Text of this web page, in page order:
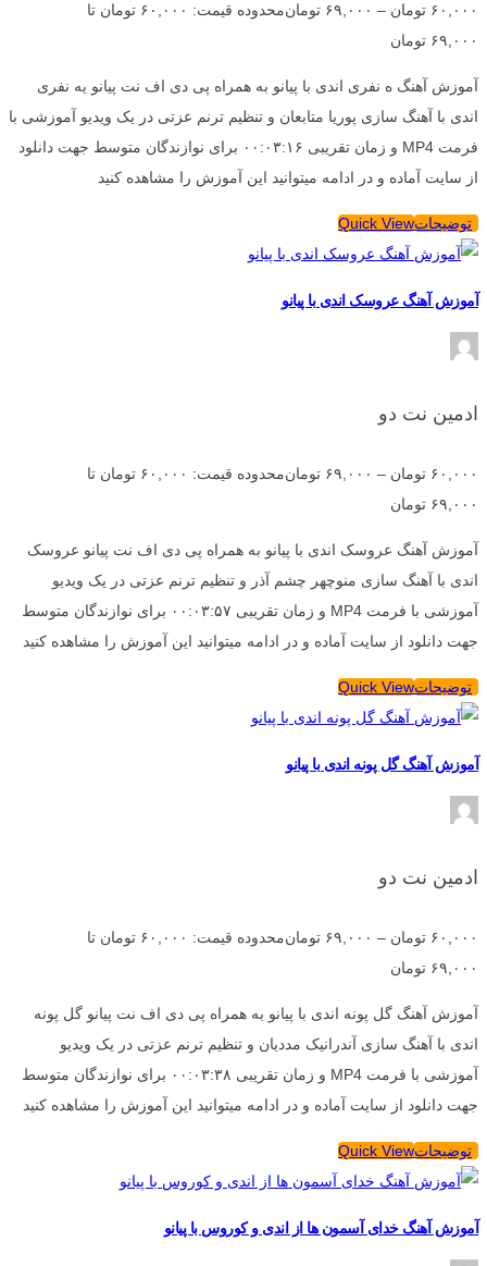
۶۰,۰۰۰ تومان – ۶۹,۰۰۰ تومان
محدوده قیمت: ۶۰,۰۰۰ تومان تا
۶۹,۰۰۰ تومان
آموزش آهنگ ه نفری اندی با پیانو به همراه پی دی اف نت پیانو یه نفری
اندی با آهنگ سازی پوریا متابعان و تنظیم ترنم عزتی در یک ویدیو آموزشی با
فرمت MP4 و زمان تقریبی ۰۰:۰۳:۱۶ برای نوازندگان متوسط جهت دانلود
از سایت آماده و در ادامه میتوانید این آموزش را مشاهده کنید
توضیحاتQuick View
آموزش آهنگ عروسک اندی با پیانو
ادمین نت دو
۶۰,۰۰۰ تومان – ۶۹,۰۰۰ تومان
محدوده قیمت: ۶۰,۰۰۰ تومان تا
۶۹,۰۰۰ تومان
آموزش آهنگ عروسک اندی با پیانو به همراه پی دی اف نت پیانو عروسک
اندی با آهنگ سازی منوچهر چشم آذر و تنظیم ترنم عزتی در یک ویدیو
آموزشی با فرمت MP4 و زمان تقریبی ۰۰:۰۳:۵۷ برای نوازندگان متوسط
جهت دانلود از سایت آماده و در ادامه میتوانید این آموزش را مشاهده کنید
توضیحاتQuick View
آموزش آهنگ گل پونه اندی با پیانو
ادمین نت دو
۶۰,۰۰۰ تومان – ۶۹,۰۰۰ تومان
محدوده قیمت: ۶۰,۰۰۰ تومان تا
۶۹,۰۰۰ تومان
آموزش آهنگ گل پونه اندی با پیانو به همراه پی دی اف نت پیانو گل پونه
اندی با آهنگ سازی آندرانیک مددیان و تنظیم ترنم عزتی در یک ویدیو
آموزشی با فرمت MP4 و زمان تقریبی ۰۰:۰۳:۳۸ برای نوازندگان متوسط
جهت دانلود از سایت آماده و در ادامه میتوانید این آموزش را مشاهده کنید
توضیحاتQuick View
آموزش آهنگ خدای آسمون ها از اندی و کوروس با پیانو